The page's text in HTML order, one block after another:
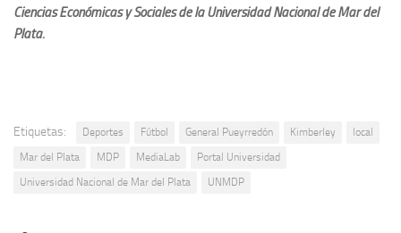
Ciencias Económicas y Sociales de la Universidad Nacional de Mar del
Plata.
Etiquetas: Deportes Fútbol General Pueyrredón Kimberley
local
Mar del Plata
MDP MediaLab
Portal Universidad
Universidad Nacional de Mar del Plata
UNMDP